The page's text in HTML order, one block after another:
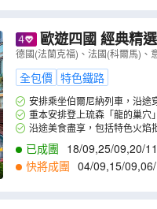
歐遊四國 經典精
德國(法蘭克福)、法國(科爾馬)、
全包價 特色鐵路
安排乘坐伯爾尼納列車，沿途
美景色。
重本安排登上琉森「龍的巢穴
最多阿爾卑斯山73個山峰的壯麗
沿途美食盡享，包括特色火焰
餐更安排8餸1湯。
已成團 18/09,25/09,20/11
快將成團 04/09,15/09,